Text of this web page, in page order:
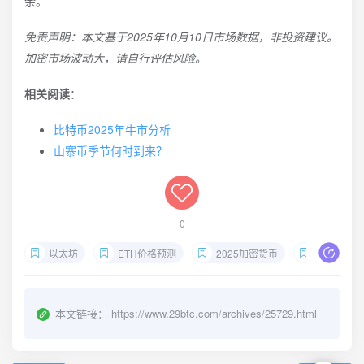
免责声明：本文基于2025年10月10日市场数据，非投资建议。
加密市场波动大，请自行评估风险。
相关阅读：
比特币2025年牛市分析
山寨币季节何时到来？
0
以太坊 ETH价格预测 2025加密货币 比特币主
本文链接： https://www.29btc.com/archives/25729.html